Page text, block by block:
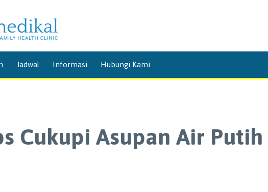
content
Jadwal Informasi Hubungi Kami
Cukupi Asupan Air